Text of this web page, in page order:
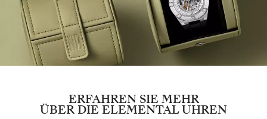
ERFAHREN SIE MEHR
ÜBER DIE ELEMENTAL UHREN